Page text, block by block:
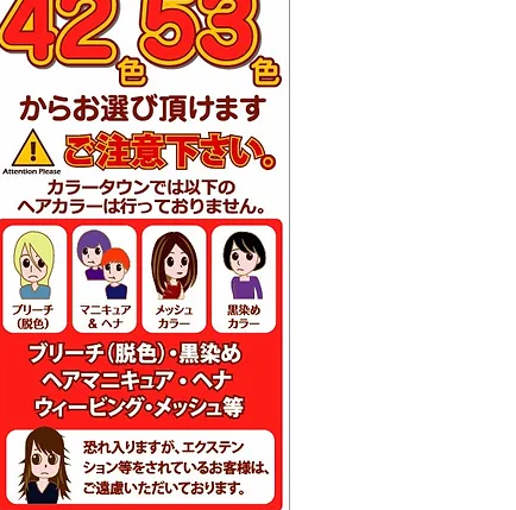
アーカイブ
2026年4月 （1）1件の記事
2023年4月 （1）1件の記事
2022年4月
（1）1件の記事
2021年9月 （1）1件の記事
2021年8月 （1）1件の記事
2021年7月 （2）2件の記事
2021年6月 （1）1件の記事
2020年12月 （1）1件の記事
2020年10月 （2）2件の記事
2020年9月
（2）2件の記事
2020年8月
（1）1件の記事
2020年7月
（1）1件の記事
2020年6月
（1）1件の記事
2020年5月 （1）1件の記事
2020年4月 （1）1件の記事
2020年3月 （1）1件の記事
2020年1月
（1）1件の記事
2019年10月 （1）1件の記事
2019年9月 （1）1件の記事
2019年4月
（1）1件の記事
2018年12月
（1）1件の記事
2018年11月 （3）3件の記事